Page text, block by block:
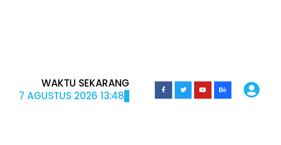
WAKTU SEKARANG
7 AGUSTUS 2026 13:48